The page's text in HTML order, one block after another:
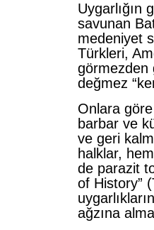
Uygarlığın
savunan
medeniyet
Türkleri,
görmezden
değmez
Onlara
barbar ve
ve geri
halklar,
de parazit
of History”
ağzına